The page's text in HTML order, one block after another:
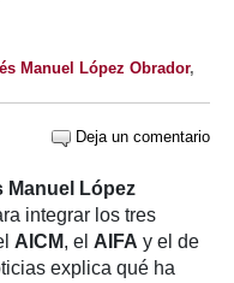
Manuel López Obrador,
Deja un comentario
Manuel López
integrar los tres
AICM, el AIFA y el de
explica qué ha